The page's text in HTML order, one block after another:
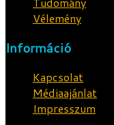
Vélemény
Információ
Kapcsolat
Médiaajánlat
Impresszum